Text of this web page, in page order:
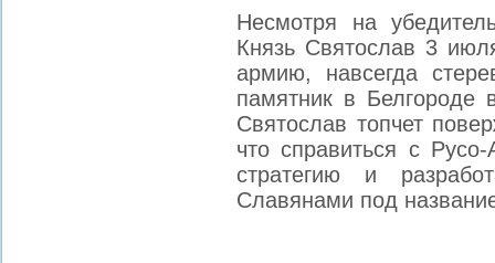
Несмотря на
Князь Святослав 3
армию, навсегда
памятник в Белгороде
Святослав топчет
что справиться с
стратегию и
Славянами под